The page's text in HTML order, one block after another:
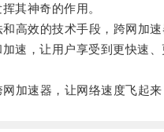
其神奇的作用。
效的技术手段，跨网加速
速，让用户享受到更快速
速器，让网络速度飞起来